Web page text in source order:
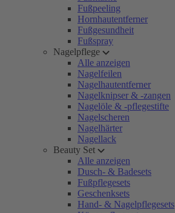
Fußpeeling
Hornhautentferner
Fußgesundheit
Fußspray
Nagelpflege
Alle anzeigen
Nagelfeilen
Nagelhautentferner
Nagelknipser & -zangen
Nagelöle & -pflegestifte
Nagelscheren
Nagelhärter
Nagellack
Beauty Set
Alle anzeigen
Dusch- & Badesets
Fußpflegesets
Geschenksets
Hand- & Nagelpflegesets